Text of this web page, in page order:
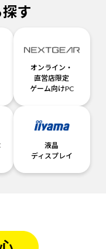
す
オンライン・
直営店限定
ゲーム向けPC
液晶
ディスプレイ